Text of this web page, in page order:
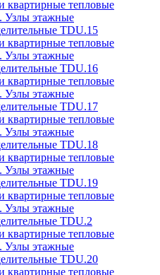
квартирные тепловые
Узлы этажные
TDU.15
квартирные тепловые
Узлы этажные
TDU.16
квартирные тепловые
Узлы этажные
TDU.17
квартирные тепловые
Узлы этажные
TDU.18
квартирные тепловые
Узлы этажные
TDU.19
квартирные тепловые
Узлы этажные
TDU.2
квартирные тепловые
Узлы этажные
TDU.20
квартирные тепловые